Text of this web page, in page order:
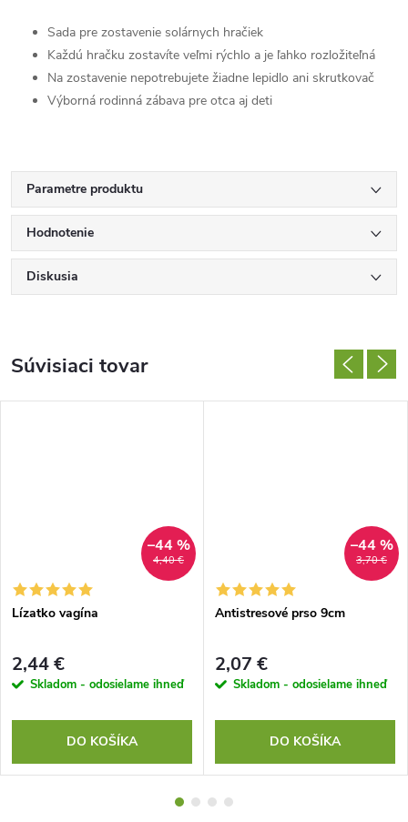
Sada pre zostavenie solárnych hračiek
Každú hračku zostavíte veľmi rýchlo a je ľahko rozložiteľná
Na zostavenie nepotrebujete žiadne lepidlo ani skrutkovač
Výborná rodinná zábava pre otca aj deti
Parametre produktu
Hodnotenie
Diskusia
Súvisiaci tovar
4,40 €
–44 %
Lízatko vagína
2,44 €
Skladom - odosielame ihneď
DO KOŠÍKA
3,70 €
–44 %
Antistresové prso 9cm
2,07 €
Skladom - odosielame ihneď
DO KOŠÍKA